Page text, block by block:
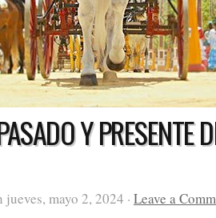
Y PRESENTE
jueves, mayo 2, 2024 · Leave a